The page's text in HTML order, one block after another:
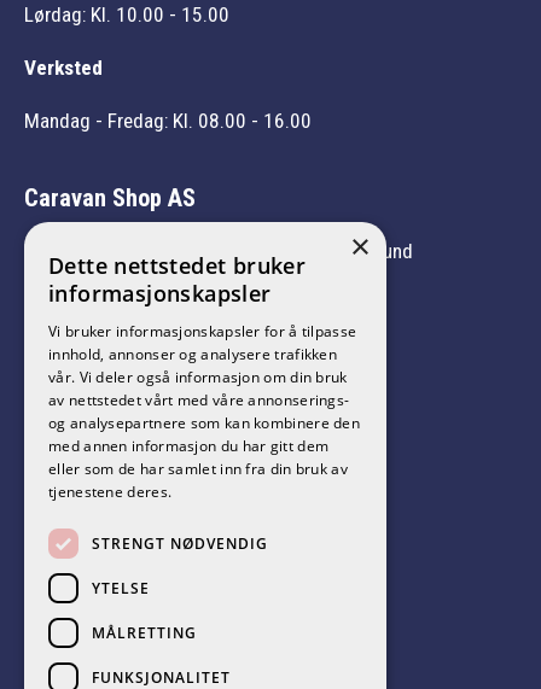
Lørdag: Kl. 10.00 - 15.00
Verksted
Mandag - Fredag: Kl. 08.00 - 16.00
Caravan Shop AS
Vi er medlem av Norges Caravanbransjeforbund
Følg oss på sosiale medier!
×
Dette nettstedet bruker
informasjonskapsler
Vi bruker informasjonskapsler for å tilpasse
innhold, annonser og analysere trafikken
vår. Vi deler også informasjon om din bruk
av nettstedet vårt med våre annonserings-
og analysepartnere som kan kombinere den
med annen informasjon du har gitt dem
eller som de har samlet inn fra din bruk av
tjenestene deres.
STRENGT NØDVENDIG
YTELSE
MÅLRETTING
FUNKSJONALITET